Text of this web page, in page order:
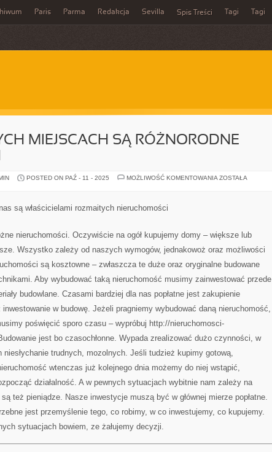
Paris Parma Redakcja Sevilla Spis Treści Tagi Tagi
MIEJSCACH SĄ RÓŻNORODNE
POSTED ON PAŹ - 11 - 2025 MOŻLIWOŚĆ KOMENTOWANIA W
ZOSTAŁA
są właścicielami rozmaitych nieruchomości
nieruchomości. Oczywiście na ogół kupujemy domy – większe lub
Wszystko zależy od naszych wymogów, jednakowoż oraz możliwości
są kosztowne – zwłaszcza te duże oraz oryginalne budowane
Aby wybudować taką nieruchomość musimy zainwestować przede
budowlane. Czasami bardziej dla nas popłatne jest zakupienie
w budowę. Jeżeli pragniemy wybudować daną nieruchomość,
poświęcić sporo czasu – wypróbuj http://nieruchomosci-
jest bo czasochłonne. Wypada zrealizować dużo czynności, w
niesłychanie trudnych, mozolnych. Jeśli tudzież kupimy gotową,
wtenczas już kolejnego dnia możemy do niej wstąpić,
działalność. A w pewnych sytuacjach wybitnie nam zależy na
też pieniądze. Nasze inwestycje muszą być w głównej mierze popłatne.
jest przemyślenie tego, co robimy, w co inwestujemy, co kupujemy.
sytuacjach bowiem, ze żałujemy decyzji.